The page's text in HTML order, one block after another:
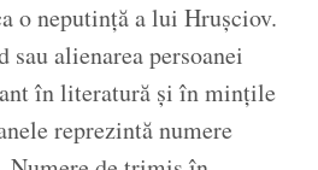
o neputință a lui Hrușciov.
alienarea persoanei
în literatură și în mințile
reprezintă numere